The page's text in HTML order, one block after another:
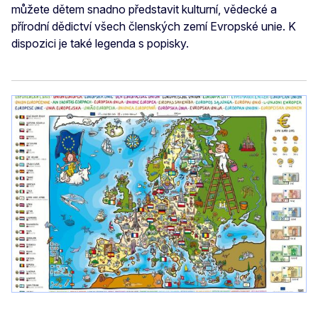
můžete dětem snadno představit kulturní, vědecké a
přírodní dědictví všech členských zemí Evropské unie. K
dispozici je také legenda s popisky.